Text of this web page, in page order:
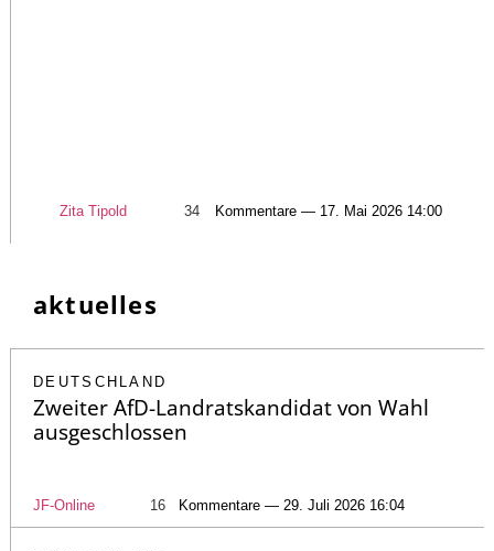
Zita Tipold 34 Kommentare — 17. Mai 2026 14:00
aktuelles
DEUTSCHLAND
Zweiter AfD-Landratskandidat von Wahl
ausgeschlossen
JF-Online 16 Kommentare — 29. Juli 2026 16:04